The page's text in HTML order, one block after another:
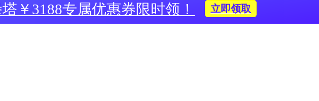
￥3188专属优惠券限时领！ 立即领取